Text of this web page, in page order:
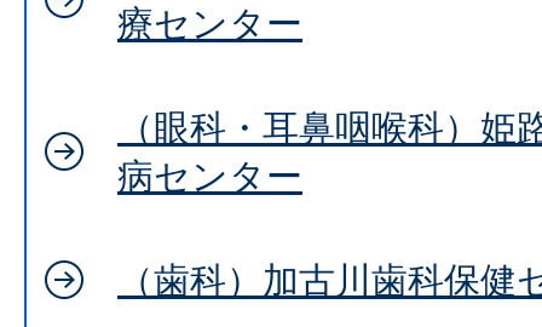
療センター
（眼科・耳鼻咽喉科）姫
病センター
（歯科）加古川歯科保健